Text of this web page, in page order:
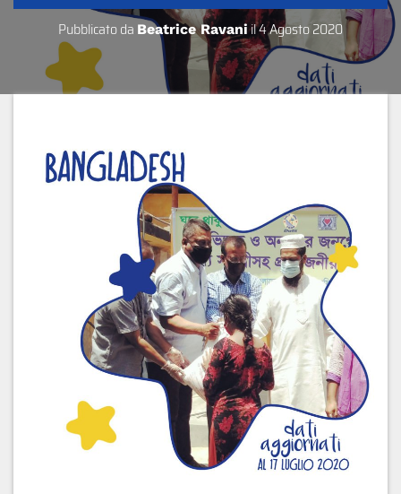
Pubblicato da Beatrice Ravaniil4 Agosto 2020